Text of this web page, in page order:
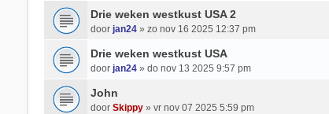
Drie weken westkust USA 2
door jan24» zo nov 16 2025 12:37 pm
Drie weken westkust USA
door jan24» do nov 13 2025 9:57 pm
John
door Skippy» vr nov 07 2025 5:59 pm